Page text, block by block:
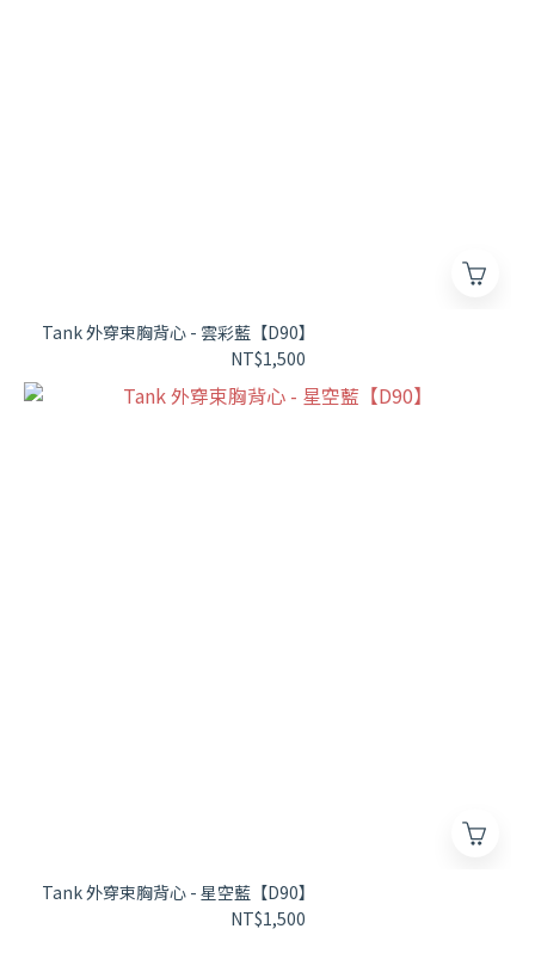
Tank 外穿束胸背心 - 雲彩藍【D90】
NT$1,500
Tank 外穿束胸背心 - 星空藍【D90】
NT$1,500